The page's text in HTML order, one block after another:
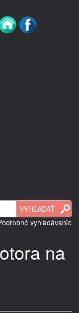
vyhľadávanie
na